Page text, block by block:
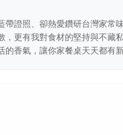
帶證照、卻熱愛鑽研台灣家常
，更有我對食材的堅持與不藏
的香氣，讓你家餐桌天天都有